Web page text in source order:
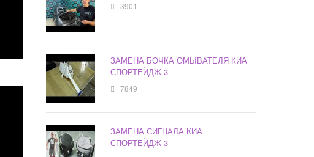
3901
ЗАМЕНА БОЧКА ОМЫВАТЕЛЯ КИА
СПОРТЕЙДЖ 3
7849
ЗАМЕНА СИГНАЛА КИА
СПОРТЕЙДЖ 3